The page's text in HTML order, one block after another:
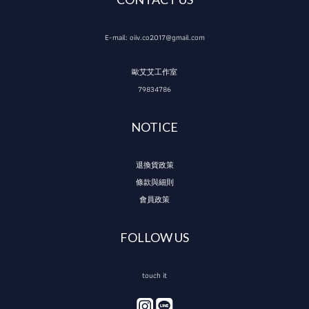
E-mail: oiiv.co2017@gmail.com
歐艾艾工作室
79834786
NOTICE
退換貨政策
條款與細則
會員政策
FOLLOW US
touch it